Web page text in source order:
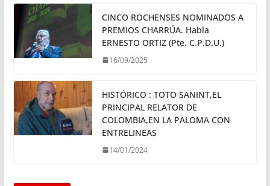
CINCO ROCHENSES NOMINADOS A
PREMIOS CHARRÚA. Habla
ERNESTO ORTIZ (Pte. C.P.D.U.)
16/09/2025
HISTÓRICO : TOTO SANINT,EL
PRINCIPAL RELATOR DE
COLOMBIA,EN LA PALOMA CON
ENTRELINEAS
14/01/2024